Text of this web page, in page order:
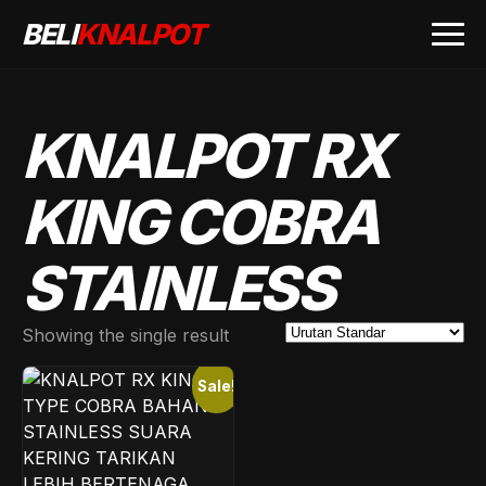
BELIKNALPOT
KNALPOT RX
KING COBRA
STAINLESS
Showing the single result
Sale!